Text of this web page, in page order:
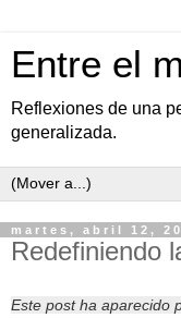
Entre el
Reflexiones de una
generalizada.
martes, abril 12,
Redefiniendo
Este post ha aparecido